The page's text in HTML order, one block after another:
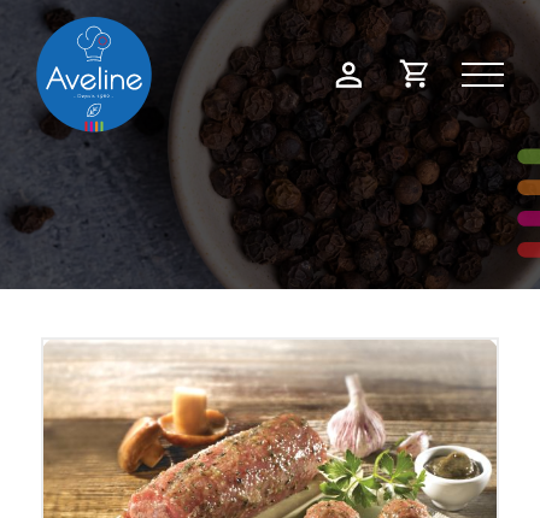
Mon
compte
Demande
de
devis
Panneau de gestion des cookies